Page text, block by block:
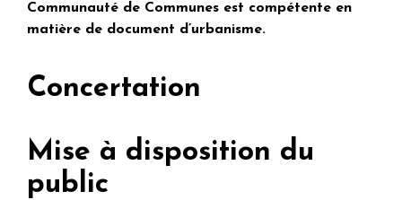
Communauté de Communes est compétente en
matière de document d’urbanisme.
Concertation
Mise à disposition du
public